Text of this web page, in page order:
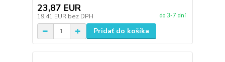
23,87 EUR
19,41 EUR bez DPH do 3-7 dní
Pridať do košíka